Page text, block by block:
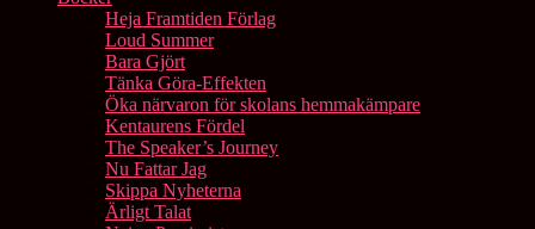
Heja Framtiden Förlag
Loud Summer
Bara Gjört
Tänka Göra-Effekten
Öka närvaron för skolans hemmakämpare
Kentaurens Fördel
The Speaker’s Journey
Nu Fattar Jag
Skippa Nyheterna
Ärligt Talat